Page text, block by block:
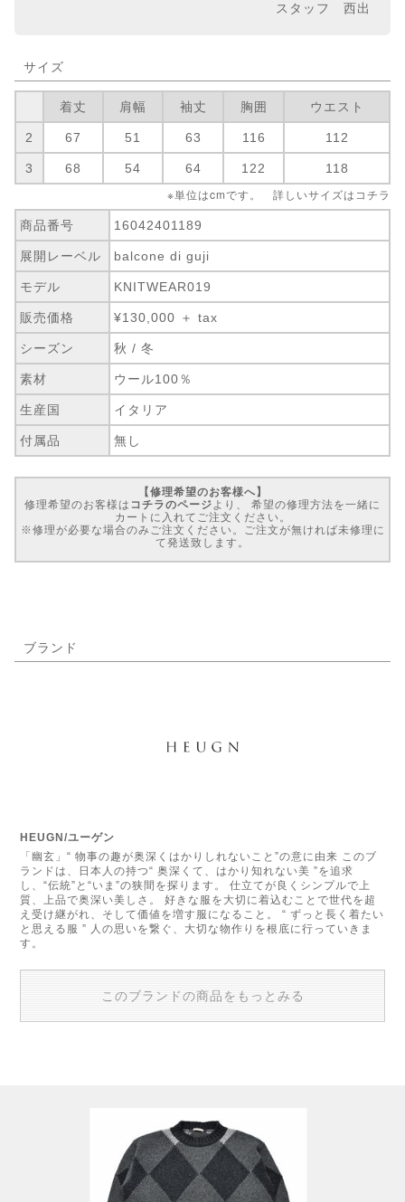
スタッフ 西出
サイズ
着丈 肩幅 袖丈 胸囲 ウエスト
2 67 51 63 116 112
3 68 54 64 122 118
※単位はcmです。 詳しいサイズは コチラ
商品番号 16042401189
展開レーベル balcone di guji
モデル KNITWEAR019
販売価格 ¥130,000 ＋ tax
シーズン 秋 / 冬
素材 ウール100％
生産国 イタリア
付属品 無し
【修理希望のお客様へ】
修理希望のお客様は コチラのページ より、 希望の修理方法を一緒に
カートに入れてご注文ください。
※修理が必要な場合のみご注文ください。ご注文が無ければ未修理に
て発送致します。
ブランド
HEUGN/ユーゲン
「幽玄」“ 物事の趣が奥深くはかりしれないこと”の意に由来 このブ
ランドは、日本人の持つ“ 奥深くて、はかり知れない美 ”を追求
し、“伝統”と“いま”の狭間を探ります。 仕立てが良くシンプルで上
質、上品で奥深い美しさ。 好きな服を大切に着込むことで世代を超
え受け継がれ、そして価値を増す服になること。 “ ずっと長く着たい
と思える服 ” 人の思いを繋ぐ、大切な物作りを根底に行っていきま
す。
このブランドの商品をもっとみる